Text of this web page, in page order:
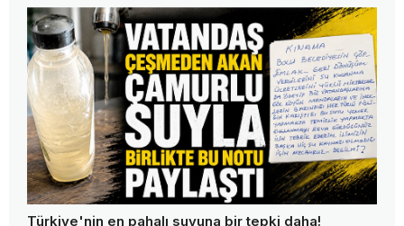
Türkiye'nin en pahalı suyuna bir tepki daha!